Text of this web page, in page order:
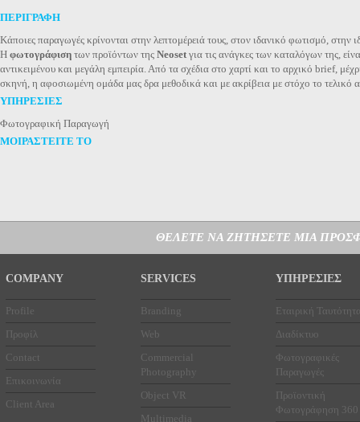
ΠΕΡΙΓΡΑΦΗ
Κάποιες παραγωγές κρίνονται στην λεπτομέρειά τους, στον ιδανικό φωτισμό,
Η φωτογράφιση των προϊόντων της Neoset για τις ανάγκες των καταλόγων της,
αντικειμένου και μεγάλη εμπειρία. Από τα σχέδια στο χαρτί και το αρχικό brief,
σκηνή, η αφοσιωμένη ομάδα μας δρα μεθοδικά και με ακρίβεια με στόχο το τελικό
ΥΠΗΡΕΣΙΕΣ
Φωτογραφική Παραγωγή
ΜΟΙΡΑΣΤΕΙΤΕ ΤΟ
ΘΕΛΕΤΕ ΝΑ ΖΗΤΗΣΕΤΕ ΜΙΑ
COMPANY
Profile
Προφίλ
Contact
Επικοινωνία
Client Area
SERVICES
Branding
Web
Commercial
Photography
Object VR
Multimedia
ΥΠΗΡΕΣΙΕΣ
Εταιρική
Διαδίκτυο
Φωτογραφικές
Παραγωγές
Προϊοντική
Φωτογράφηση 360